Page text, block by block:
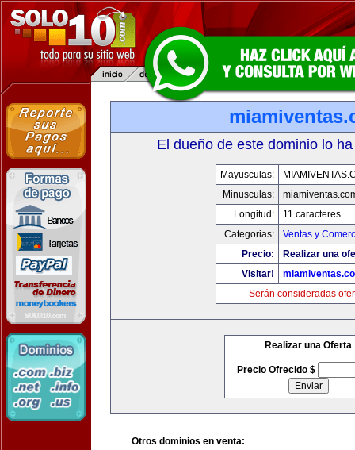
El dueño de este dominio lo
Mayusculas:
Minusculas:
Longitud:
11 caracteres
Categorias:
Ventas y
Precio:
Realizar una
Visitar!
Serán consideradas
Realizar una Oferta
Precio Ofrecido $
Otros dominios en venta: